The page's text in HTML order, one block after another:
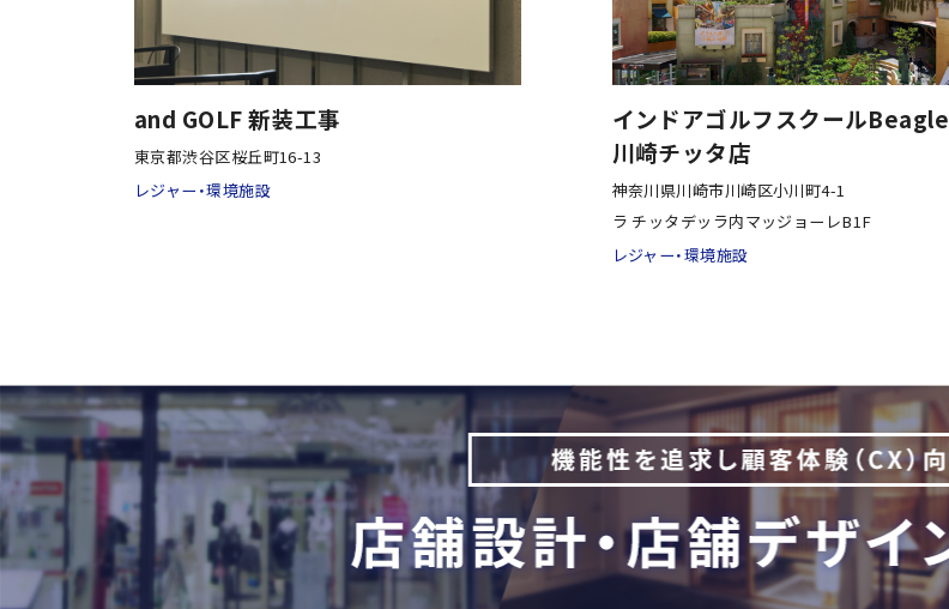
and GOLF 新装工事
東京都渋谷区桜丘町16-13
レジャー・環境施設
インドアゴルフスクールBeagle
川崎チッタ店
神奈川県川崎市川崎区小川町4-1
ラ チッタデッラ内マッジョーレB1F
レジャー・環境施設